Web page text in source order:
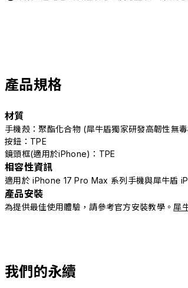
產品規格
材質
手機殼：聚酯化合物 (犀牛盾獨家研發高韌性無
按鈕：TPE
鏡頭框(適用於iPhone)：TPE
相容性資訊
適用於 iPhone 17 Pro Max 系列手機與犀牛盾
產品安裝
為提供最佳使用體驗，請參考官方安裝教學。 犀
我們的永續